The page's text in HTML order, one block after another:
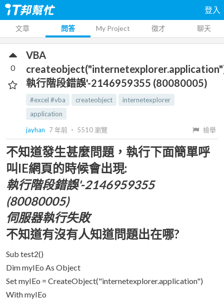
登入
文章 問答 My Project 徵才 聊天
VBA
執行階段錯誤'-2146959355 (80080005)
#excel #vba createobject
internetexplorer
application
jayhan
7 年前 ‧ 5510瀏覽 檢舉
0
不知道發生甚麼問題，執行下面簡單呼
叫IE網頁的時候會出現:
執行階段錯誤'-2146959355
(80080005)
伺服器執行失敗
不知道有沒有人知道問題出在哪?
Sub test2()
Dim myIEo As Object
Set myIEo = CreateObject("internetexplorer.application")
With myIEo